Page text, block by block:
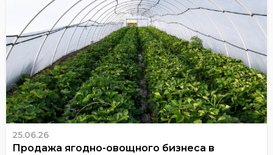
25.06.26
Продажа ягодно-овощного бизнеса в